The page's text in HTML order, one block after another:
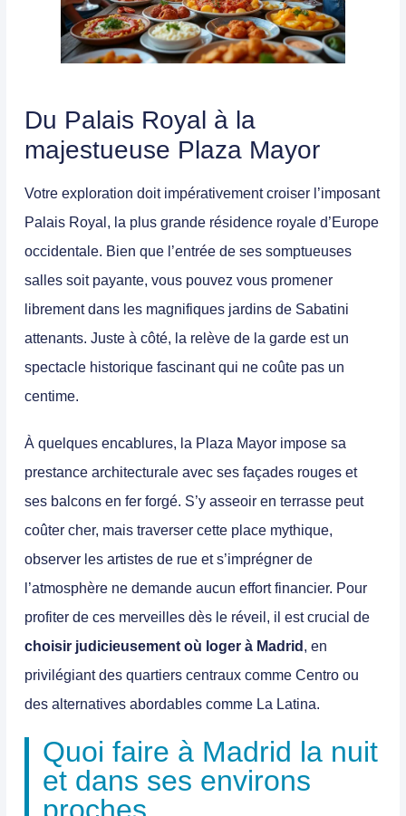
Du Palais Royal à la
majestueuse Plaza Mayor
Votre exploration doit impérativement croiser l’imposant
Palais Royal , la plus grande résidence royale d’Europe
occidentale. Bien que l’entrée de ses somptueuses
salles soit payante, vous pouvez vous promener
librement dans les magnifiques jardins de Sabatini
attenants. Juste à côté, la relève de la garde est un
spectacle historique fascinant qui ne coûte pas un
centime.
À quelques encablures, la Plaza Mayor impose sa
prestance architecturale avec ses façades rouges et
ses balcons en fer forgé. S’y asseoir en terrasse peut
coûter cher, mais traverser cette place mythique,
observer les artistes de rue et s’imprégner de
l’atmosphère ne demande aucun effort financier. Pour
profiter de ces merveilles dès le réveil, il est crucial de
choisir judicieusement où loger à Madrid , en
privilégiant des quartiers centraux comme Centro ou
des alternatives abordables comme La Latina.
Quoi faire à Madrid la nuit
et dans ses environs